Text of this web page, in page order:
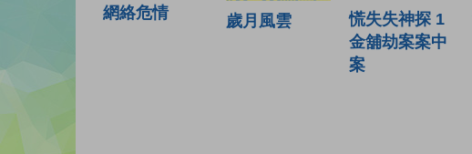
網絡危情 歲月風雲
慌失失神探 1
金舖劫案案中
案